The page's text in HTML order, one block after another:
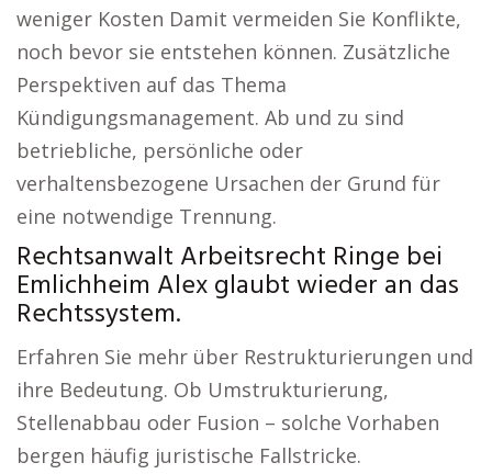
weniger Kosten Damit vermeiden Sie Konflikte,
noch bevor sie entstehen können. Zusätzliche
Perspektiven auf das Thema
Kündigungsmanagement. Ab und zu sind
betriebliche, persönliche oder
verhaltensbezogene Ursachen der Grund für
eine notwendige Trennung.
Rechtsanwalt Arbeitsrecht Ringe bei
Emlichheim Alex glaubt wieder an das
Rechtssystem.
Erfahren Sie mehr über Restrukturierungen und
ihre Bedeutung. Ob Umstrukturierung,
Stellenabbau oder Fusion – solche Vorhaben
bergen häufig juristische Fallstricke.